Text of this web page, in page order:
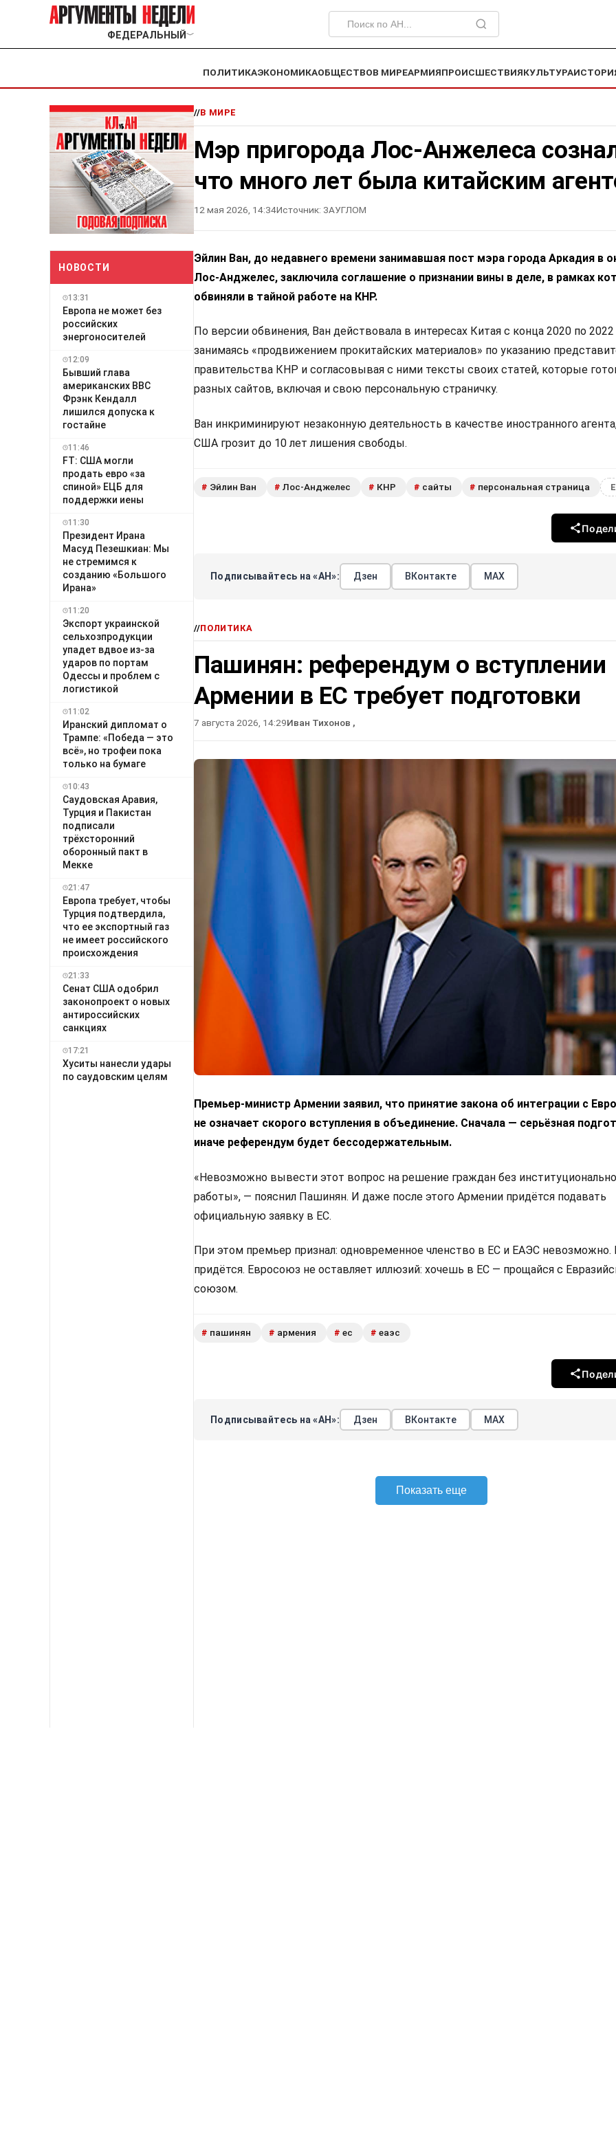
ФЕДЕРАЛЬНЫЙ ﹀
ПОЛИТИКАЭКОНОМИКАОБЩЕСТВОВ МИРЕАРМИЯПРОИСШЕСТВИЯКУЛЬТУРА
НОВОСТИ
13:31
Европа не может без
российских
энергоносителей
12:09
Бывший глава
американских ВВС
Фрэнк Кендалл
лишился допуска к
гостайне
11:46
FT: США могли
продать евро «за
спиной» ЕЦБ для
поддержки иены
11:30
Президент Ирана
Масуд Пезешкиан: Мы
не стремимся к
созданию «Большого
Ирана»
11:20
Экспорт украинской
сельхозпродукции
упадет вдвое из-за
ударов по портам
Одессы и проблем с
логистикой
11:02
Иранский дипломат о
Трампе: «Победа — это
всё», но трофеи пока
только на бумаге
10:43
Саудовская Аравия,
Турция и Пакистан
подписали
трёхсторонний
оборонный пакт в
Мекке
21:47
Европа требует, чтобы
Турция подтвердила,
что ее экспортный газ
не имеет российского
происхождения
21:33
Сенат США одобрил
законопроект о новых
антироссийских
санкциях
17:21
Хуситы нанесли удары
по саудовским целям
//В МИРЕ
Мэр пригорода Лос-Анжелеса
что много лет была китайским
12 мая 2026, 14:34Источник: ЗАУГЛОМ
Эйлин Ван, до недавнего времени занимавшая пост мэра города Аркадия в
Лос-Анджелес, заключила соглашение о признании вины в деле, в рамках
обвиняли в тайной работе на КНР.
По версии обвинения, Ван действовала в интересах Китая с конца 2020 по 2022
занимаясь «продвижением прокитайских материалов» по указанию
правительства КНР и согласовывая с ними тексты своих статей, которые
разных сайтов, включая и свою персональную страничку.
Ван инкриминируют незаконную деятельность в качестве иностранного
США грозит до 10 лет лишения свободы.
# Эйлин Ван # Лос-Анджелес # КНР # сайты # персональная страница
Подписывайтесь на «АН»: Дзен ВКонтакте МАХ
//ПОЛИТИКА
Пашинян: референдум о вступлении
Армении в ЕС требует подготовки
7 августа 2026, 14:29Иван Тихонов ,
Премьер-министр Армении заявил, что принятие закона об интеграции с
не означает скорого вступления в объединение. Сначала — серьёзная
иначе референдум будет бессодержательным.
«Невозможно вывести этот вопрос на решение граждан без
работы», — пояснил Пашинян. И даже после этого Армении придётся подавать
официальную заявку в ЕС.
При этом премьер признал: одновременное членство в ЕС и ЕАЭС невозможно.
придётся. Евросоюз не оставляет иллюзий: хочешь в ЕС — прощайся с
союзом.
# пашинян # армения # ес # еаэс
Подписывайтесь на «АН»: Дзен ВКонтакте МАХ
Показать еще